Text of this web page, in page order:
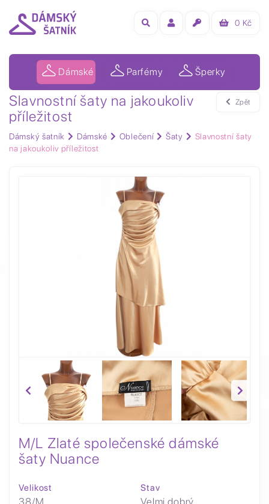
0 Kč
Dámské Parfémy Šperky
Slavnostní šaty na jakoukoliv
příležitost
Dámský šatník Dámské Oblečení Šaty
Slavnostní šaty
na jakoukoliv příležitost
Zpět
M/L Zlaté společenské dámské
šaty Nuance
Velikost
38/M
Stav
Velmi dobrý